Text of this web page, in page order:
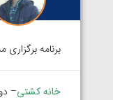
برنامه
خانه کشتی